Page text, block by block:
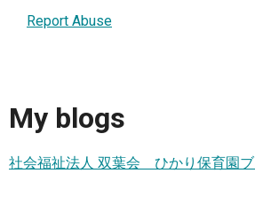
Report Abuse
My blogs
社会福祉法人 双葉会 ひかり保育園